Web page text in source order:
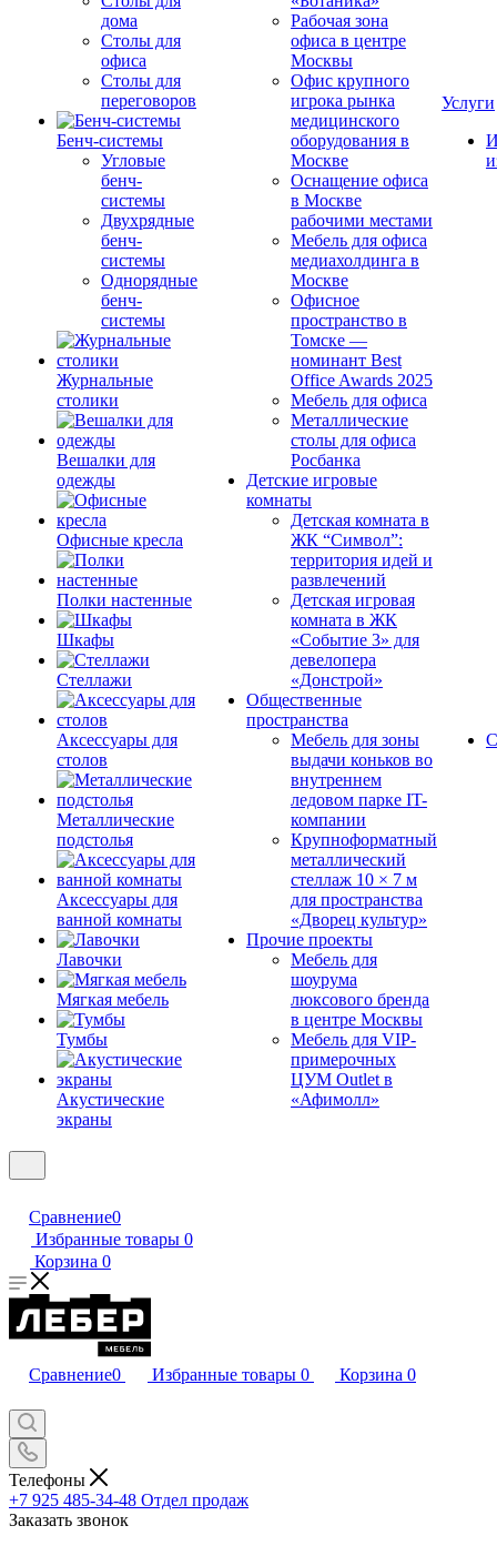
дома
Столы для
офиса
Столы для
переговоров
Бенч-системы
Угловые
бенч-
системы
Двухрядные
бенч-
системы
Однорядные
бенч-
системы
Журнальные
столики
Вешалки для
одежды
Офисные кресла
Полки настенные
Шкафы
Стеллажи
Аксессуары для
столов
Металлические
подстолья
Аксессуары для
ванной комнаты
Лавочки
Мягкая мебель
Тумбы
Акустические
экраны
Рабочая зона
офиса в центре
Москвы
Офис крупного
игрока рынка
медицинского
оборудования в
Москве
Оснащение офиса
в Москве
рабочими местами
Мебель для офиса
медиахолдинга в
Москве
Офисное
пространство в
Томске —
номинант Best
Office Awards 2025
Мебель для офиса
Металлические
столы для офиса
Росбанка
Детские игровые
комнаты
Детская комната в
ЖК “Символ”:
территория идей и
развлечений
Детская игровая
комната в ЖК
«Событие 3» для
девелопера
«Донстрой»
Общественные
пространства
Мебель для зоны
выдачи коньков во
внутреннем
ледовом парке IT-
компании
Крупноформатный
металлический
стеллаж 10 × 7 м
для пространства
«Дворец культур»
Прочие проекты
Мебель для
шоурума
люксового бренда
в центре Москвы
Мебель для VIP-
примерочных
ЦУМ Outlet в
«Афимолл»
Услуги
Сравнение0
Избранные товары 0
Корзина 0
Сравнение0 Избранные товары 0 Корзина 0
Телефоны
+7 925 485-34-48 Отдел продаж
Заказать звонок